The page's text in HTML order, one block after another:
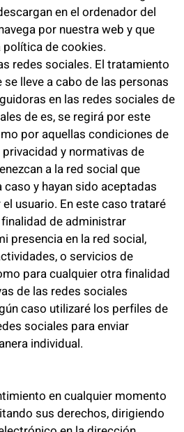
en el ordenador del
por nuestra web y que
de cookies.
redes sociales. El tratamiento
lleve a cabo de las personas
en las redes sociales de
de es, se regirá por este
por aquellas condiciones de
y normativas de
a la red social que
caso y hayan sido aceptadas
usuario. En este caso trataré
de administrar
presencia en la red social,
o servicios de
para cualquier otra finalidad
de las redes sociales
caso utilizaré los perfiles de
sociales para enviar
individual.
en cualquier momento
sus derechos, dirigiendo